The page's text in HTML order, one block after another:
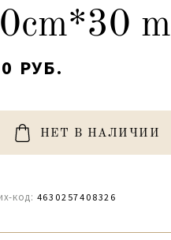
m
РУБ.
НЕТ В НАЛИЧИИ
код: 4630257408326